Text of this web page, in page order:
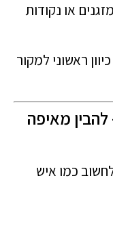
או נקודות
ראשוני למקור
להבין מאיפה
כמו איש